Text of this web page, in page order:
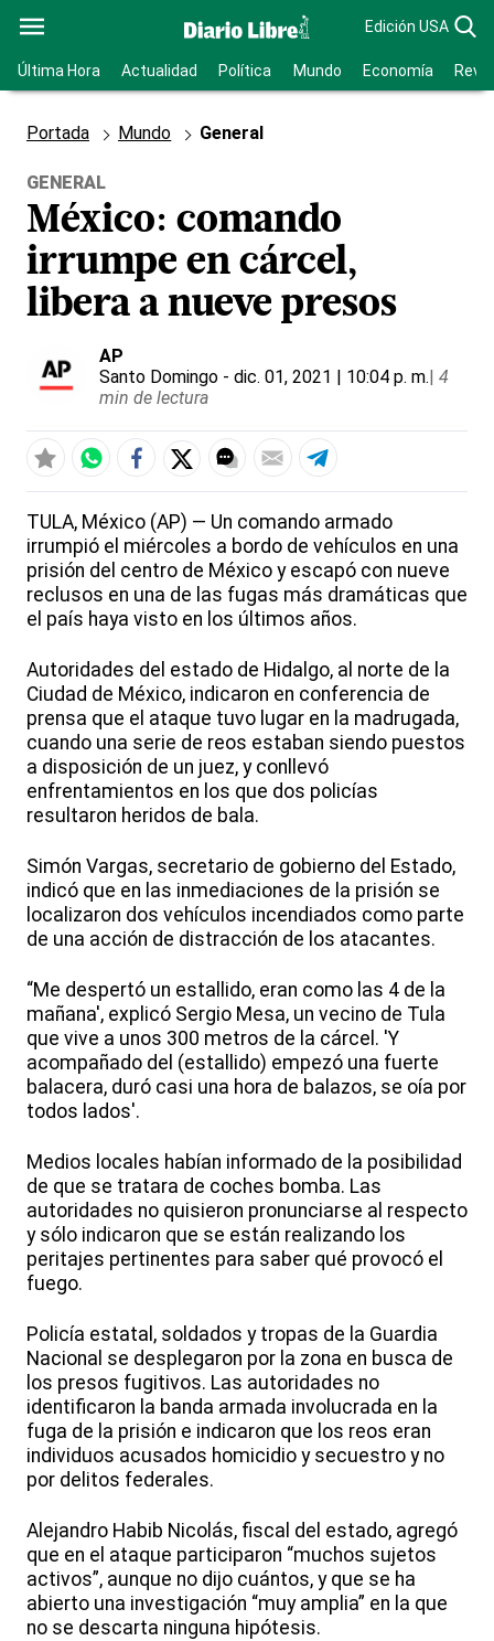
Edición USA
Última Hora Actualidad Política Mundo Economía
Portada Mundo General
GENERAL
México: comando
irrumpe en cárcel,
libera a nueve presos
AP
Santo Domingo - dic. 01, 2021 | 10:04 p. m.| 4
min de lectura
TULA, México (AP) — Un comando armado
irrumpió el miércoles a bordo de vehículos en una
prisión del centro de México y escapó con nueve
reclusos en una de las fugas más dramáticas que
el país haya visto en los últimos años.
Autoridades del estado de Hidalgo, al norte de la
Ciudad de México, indicaron en conferencia de
prensa que el ataque tuvo lugar en la madrugada,
cuando una serie de reos estaban siendo puestos
a disposición de un juez, y conllevó
enfrentamientos en los que dos policías
resultaron heridos de bala.
Simón Vargas, secretario de gobierno del Estado,
indicó que en las inmediaciones de la prisión se
localizaron dos vehículos incendiados como parte
de una acción de distracción de los atacantes.
“Me despertó un estallido, eran como las 4 de la
mañana', explicó Sergio Mesa, un vecino de Tula
que vive a unos 300 metros de la cárcel. 'Y
acompañado del (estallido) empezó una fuerte
balacera, duró casi una hora de balazos, se oía por
todos lados'.
Medios locales habían informado de la posibilidad
de que se tratara de coches bomba. Las
autoridades no quisieron pronunciarse al respecto
y sólo indicaron que se están realizando los
peritajes pertinentes para saber qué provocó el
fuego.
Policía estatal, soldados y tropas de la Guardia
Nacional se desplegaron por la zona en busca de
los presos fugitivos. Las autoridades no
identificaron la banda armada involucrada en la
fuga de la prisión e indicaron que los reos eran
individuos acusados homicidio y secuestro y no
por delitos federales.
Alejandro Habib Nicolás, fiscal del estado, agregó
que en el ataque participaron “muchos sujetos
activos”, aunque no dijo cuántos, y que se ha
abierto una investigación “muy amplia” en la que
no se descarta ninguna hipótesis.